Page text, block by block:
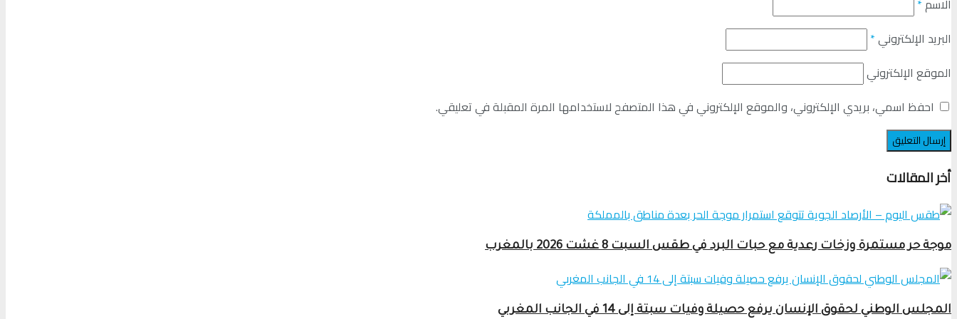
الاسم*
البريد الإلكتروني*
الموقع الإلكتروني
احفظ اسمي، بريدي الإلكتروني، والموقع الإلكتروني في هذا المتصفح لاستخدامها المرة المقبلة في تعليقي.
أخر المقالات
موجة حر مستمرة وزخات رعدية مع حبات البرد في طقس السبت 8 غشت 2026 بالمغرب
المجلس الوطني لحقوق الإنسان يرفع حصيلة وفيات سبتة إلى 14 في الجانب المغربي